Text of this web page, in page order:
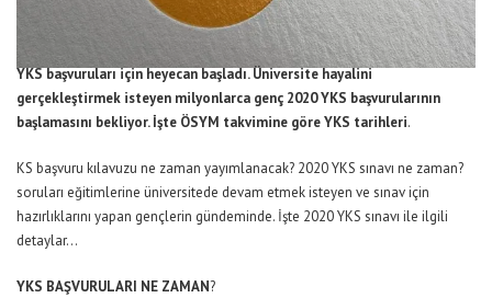
YKS başvuruları için heyecan başladı. Üniversite hayalini
gerçekleştirmek isteyen milyonlarca genç 2020 YKS başvurularının
başlamasını bekliyor. İşte ÖSYM takvimine göre YKS tarihleri.
KS başvuru kılavuzu ne zaman yayımlanacak? 2020 YKS sınavı ne zaman?
soruları eğitimlerine üniversitede devam etmek isteyen ve sınav için
hazırlıklarını yapan gençlerin gündeminde. İşte 2020 YKS sınavı ile ilgili
detaylar…
YKS BAŞVURULARI NE ZAMAN?